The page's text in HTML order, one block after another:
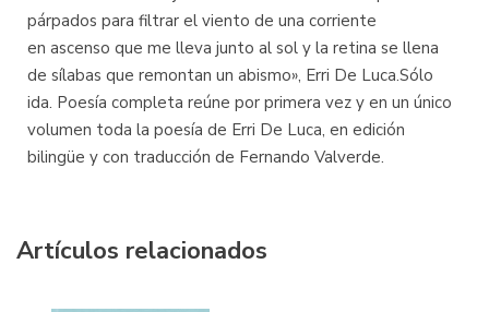
párpados para filtrar el viento de una corriente
en ascenso que me lleva junto al sol y la retina se llena
de sílabas que remontan un abismo», Erri De Luca.Sólo
ida. Poesía completa reúne por primera vez y en un único
volumen toda la poesía de Erri De Luca, en edición
bilingüe y con traducción de Fernando Valverde.
Artículos relacionados